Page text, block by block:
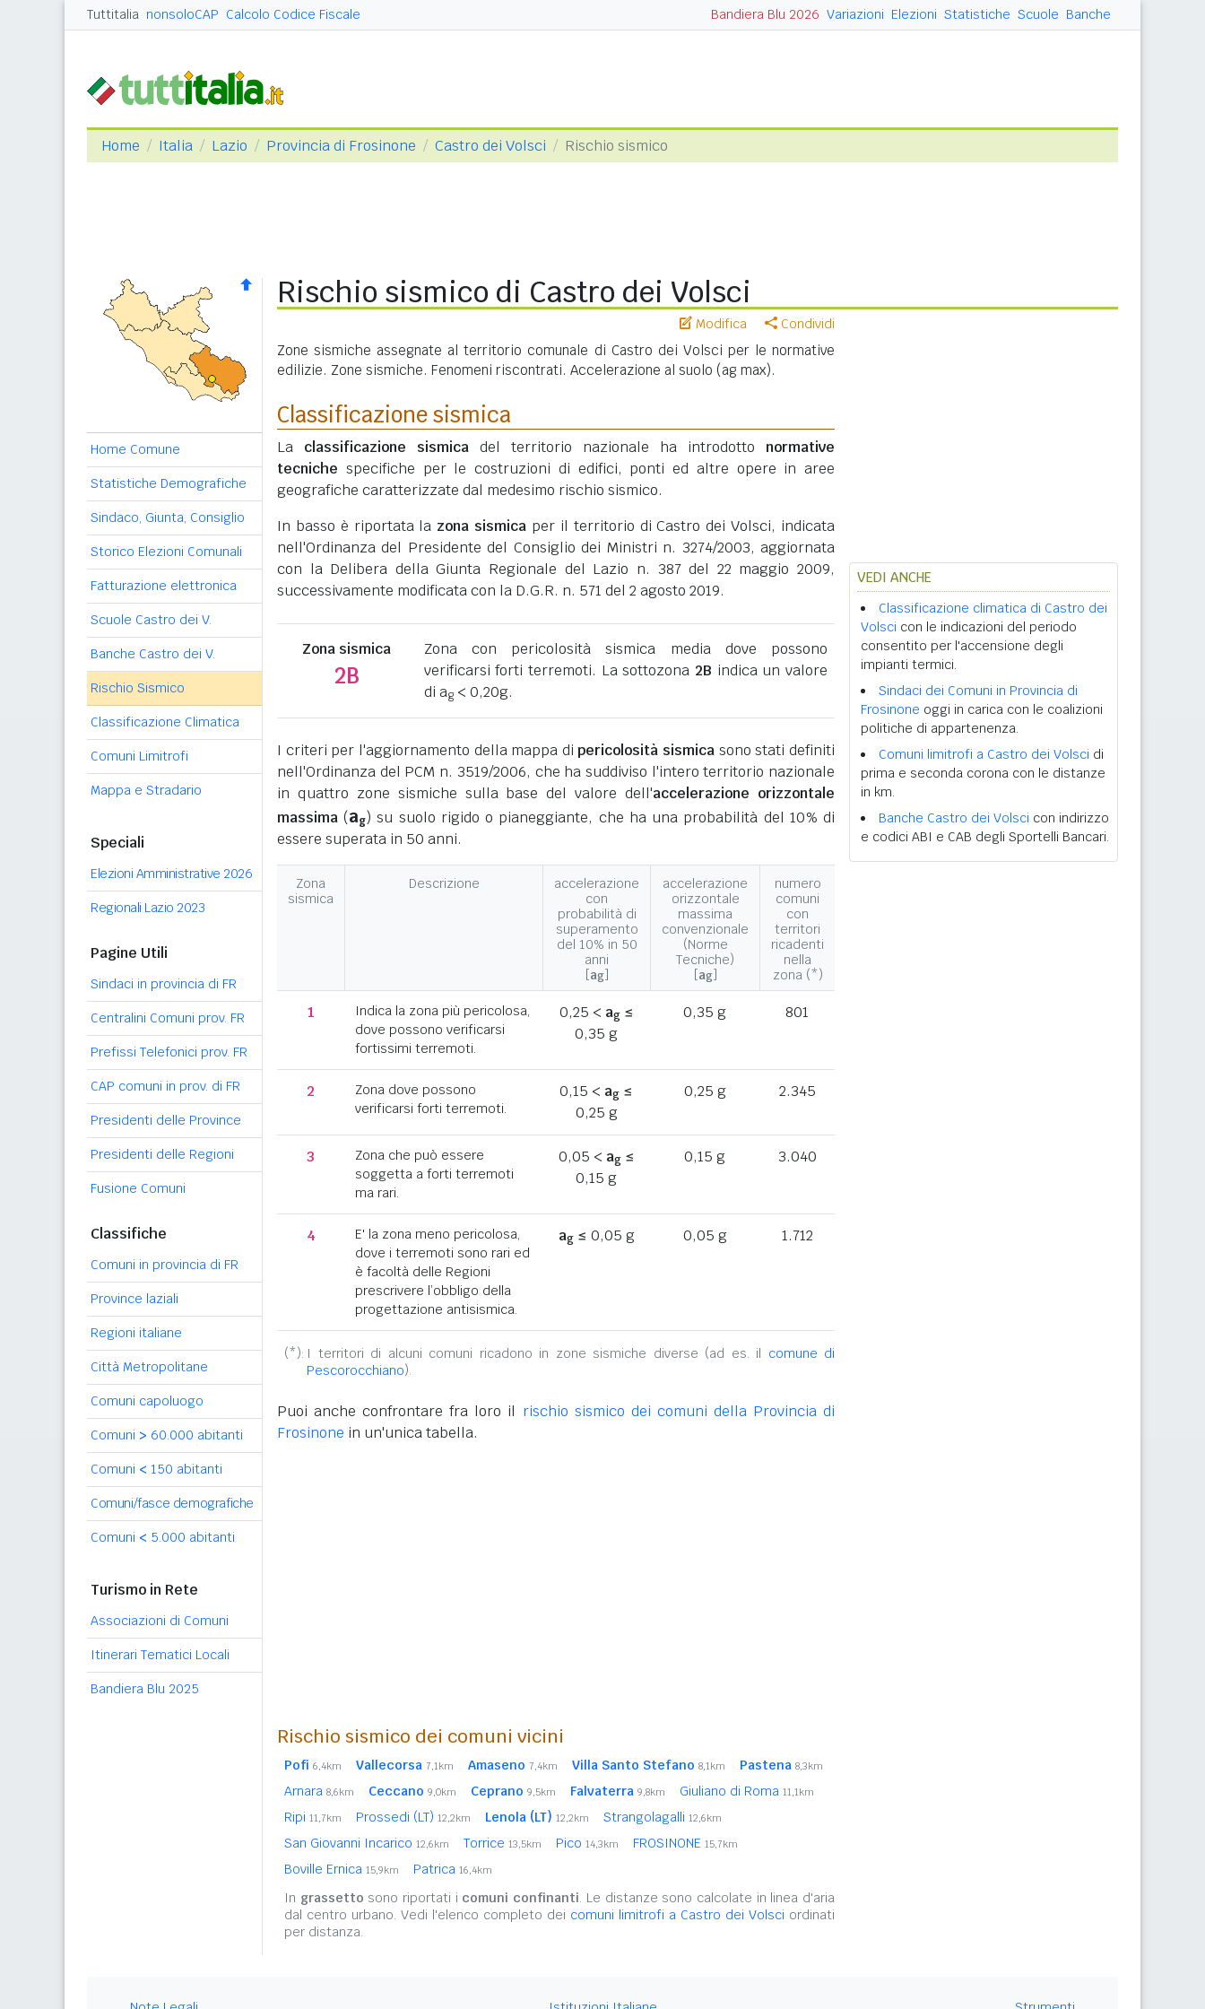
Tuttitalia nonsoloCAP Calcolo Codice Fiscale Bandiera Blu 2026 Variazioni Elezioni Statistiche Scuole Banche
Home Italia Lazio Provincia di Frosinone Castro dei Volsci Rischio sismico
Home Comune
Statistiche Demografiche
Sindaco, Giunta, Consiglio
Storico Elezioni Comunali
Fatturazione elettronica
Scuole Castro dei V.
Banche Castro dei V.
Rischio Sismico
Classificazione Climatica
Comuni Limitrofi
Mappa e Stradario
Speciali
Elezioni Amministrative 2026
Regionali Lazio 2023
Pagine Utili
Sindaci in provincia di FR
Centralini Comuni prov. FR
Prefissi Telefonici prov. FR
CAP comuni in prov. di FR
Presidenti delle Province
Presidenti delle Regioni
Fusione Comuni
Classifiche
Comuni in provincia di FR
Province laziali
Regioni italiane
Città Metropolitane
Comuni capoluogo
Comuni > 60.000 abitanti
Comuni < 150 abitanti
Comuni/fasce demografiche
Comuni < 5.000 abitanti
Turismo in Rete
Associazioni di Comuni
Itinerari Tematici Locali
Bandiera Blu 2025
Rischio sismico di Castro dei Volsci
Modifica Condividi
Zone sismiche assegnate al territorio comunale di Castro dei Volsci per le normative
edilizie. Zone sismiche. Fenomeni riscontrati. Accelerazione al suolo (ag max).
Classificazione sismica
La classificazione sismica del territorio nazionale ha introdotto normative
tecniche specifiche per le costruzioni di edifici, ponti ed altre opere in aree
geografiche caratterizzate dal medesimo rischio sismico.
In basso è riportata la zona sismica per il territorio di Castro dei Volsci, indicata
nell'Ordinanza del Presidente del Consiglio dei Ministri n. 3274/2003, aggiornata
con la Delibera della Giunta Regionale del Lazio n. 387 del 22 maggio 2009,
successivamente modificata con la D.G.R. n. 571 del 2 agosto 2019.
Zona sismica
2B
Zona con pericolosità sismica media dove possono
verificarsi forti terremoti. La sottozona 2B indica un valore
di ag< 0,20g.
I criteri per l'aggiornamento della mappa dipericolosità sismica sono stati definiti
nell'Ordinanza del PCM n. 3519/2006, che ha suddiviso l'intero territorio nazionale
in quattro zone sismiche sulla base del valore dell'accelerazione orizzontale
massima (ag) su suolo rigido o pianeggiante, che ha una probabilità del 10% di
essere superata in 50 anni.
Zona
sismica
Descrizione
accelerazione
con
probabilità di
superamento
del 10% in 50
anni
[ag]
accelerazione
orizzontale
massima
convenzionale
(Norme
Tecniche)
[ag]
numero
comuni
con
territori
ricadenti
nella
zona (*)
1
Indica la zona più pericolosa,
dove possono verificarsi
fortissimi terremoti.
0,25 < ag≤
0,35 g
0,35 g 801
2
Zona dove possono
verificarsi forti terremoti.
0,15 < ag ≤
0,25 g
0,25 g 2.345
3
Zona che può essere
soggetta a forti terremoti
ma rari.
0,05 < ag≤
0,15 g
0,15 g 3.040
4
E' la zona meno pericolosa,
dove i terremoti sono rari ed
è facoltà delle Regioni
prescrivere l’obbligo della
progettazione antisismica.
ag≤ 0,05 g 0,05 g 1.712
(*): I territori di alcuni comuni ricadono in zone sismiche diverse (ad es. il comune di
Pescorocchiano).
Puoi anche confrontare fra loro il rischio sismico dei comuni della Provincia di
Frosinone in un'unica tabella.
Rischio sismico dei comuni vicini
Pofi 6,4km Vallecorsa 7,1km Amaseno 7,4km Villa Santo Stefano 8,1km Pastena 8,3km
Arnara 8,6km Ceccano 9,0km Ceprano 9,5km Falvaterra 9,8km Giuliano di Roma 11,1km
Ripi 11,7km Prossedi (LT) 12,2km Lenola (LT) 12,2km Strangolagalli 12,6km
San Giovanni Incarico 12,6km Torrice 13,5km Pico 14,3km FROSINONE 15,7km
Boville Ernica 15,9km Patrica 16,4km
In grassetto sono riportati i comuni confinanti. Le distanze sono calcolate in linea d'aria
dal centro urbano. Vedi l'elenco completo dei comuni limitrofi a Castro dei Volsci ordinati
per distanza.
VEDI ANCHE
Classificazione climatica di Castro dei
Volsci con le indicazioni del periodo
consentito per l'accensione degli
impianti termici.
Sindaci dei Comuni in Provincia di
Frosinone oggi in carica con le coalizioni
politiche di appartenenza.
Comuni limitrofi a Castro dei Volsci di
prima e seconda corona con le distanze
in km.
Banche Castro dei Volsci con indirizzo
e codici ABI e CAB degli Sportelli Bancari.